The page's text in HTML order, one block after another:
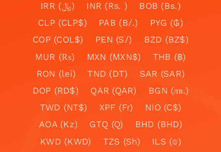
IRR (﷼)
INR (Rs. )
BOB (Bs.)
CLP (CLP$)
PAB (B/.)
PYG (₲)
COP (COL$)
PEN (S/)
BZD (BZ$)
MUR (₨)
MXN (MXN$)
THB (฿)
RON (lei)
TND (DT)
SAR (SAR)
DOP (RD$)
QAR (QAR)
BGN (лв.)
TWD (NT$)
XPF (Fr)
NIO (C$)
AOA (Kz)
GTQ (Q)
BHD (BHD)
KWD (KWD)
TZS (Sh)
ILS (₪)